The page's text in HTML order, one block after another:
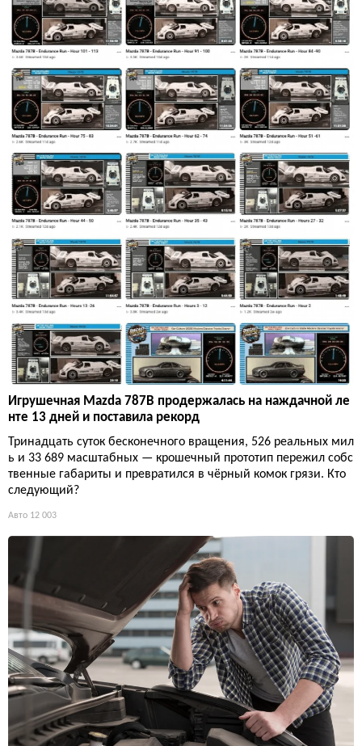
Игрушечная Mazda 787B продержалась на наждачной ле
нте 13 дней и поставила рекорд
Тринадцать суток бесконечного вращения, 526 реальных мил
ь и 33 689 масштабных — крошечный прототип пережил собс
твенные габариты и превратился в чёрный комок грязи. Кто
следующий?
Авто 12 003